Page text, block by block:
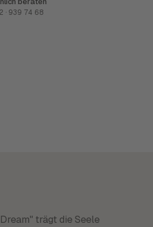
· 939 74 68
trägt die Seele